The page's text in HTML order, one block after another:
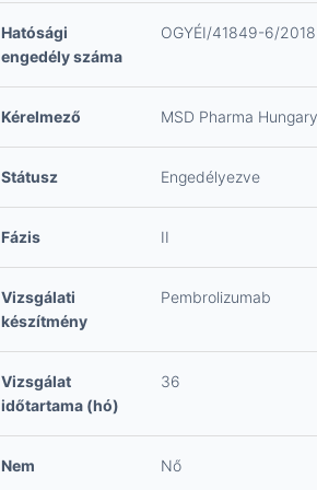
Hatósági
engedély száma
OGYÉI/41849-6/2018
Kérelmező MSD Pharma
Státusz Engedélyezve
Fázis II
Vizsgálati
készítmény
Pembrolizumab
Vizsgálat
időtartama (hó)
36
Nem Nő